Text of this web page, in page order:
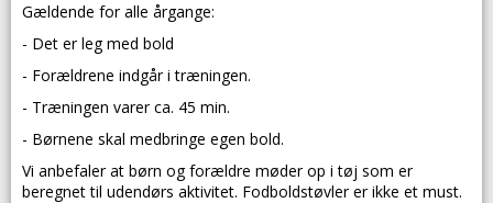
Gældende for alle årgange:
- Det er leg med bold
- Forældrene indgår i træningen.
- Træningen varer ca. 45 min.
- Børnene skal medbringe egen bold.
Vi anbefaler at børn og forældre møder op i tøj som er
beregnet til udendørs aktivitet. Fodboldstøvler er ikke et must.